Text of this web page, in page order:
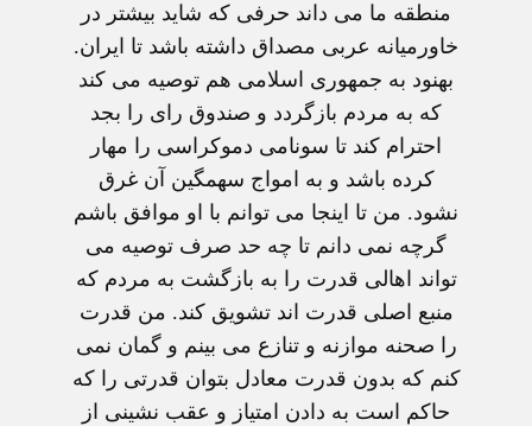
منطقه ما می داند حرفی که شايد بيشتر در
خاورميانه عربی مصداق داشته باشد تا ايران.
بهنود به جمهوری اسلامی هم توصيه می کند
که به مردم بازگردد و صندوق رای را بجد
احترام کند تا سونامی دموکراسی را مهار
کرده باشد و به امواج سهمگين آن غرق
نشود. من تا اينجا می توانم با او موافق باشم
گرچه نمی دانم تا چه حد صرف توصيه می
تواند اهالی قدرت را به بازگشت به مردم که
منبع اصلی قدرت اند تشويق کند. من قدرت
را صحنه موازنه و تنازع می بينم و گمان نمی
کنم که بدون قدرت معادل بتوان قدرتی را که
حاکم است به دادن امتياز و عقب نشينی از